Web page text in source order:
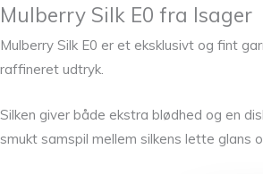
Mulberry Silk E0 fra Isager
Mulberry Silk E0 er et eksklusivt og fint
raffineret udtryk.
Silken giver både ekstra blødhed og en
smukt samspil mellem silkens lette glans